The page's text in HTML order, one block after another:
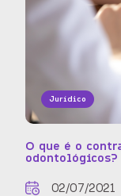
Jurídico
O que é o
odontológicos?
02/07/2021